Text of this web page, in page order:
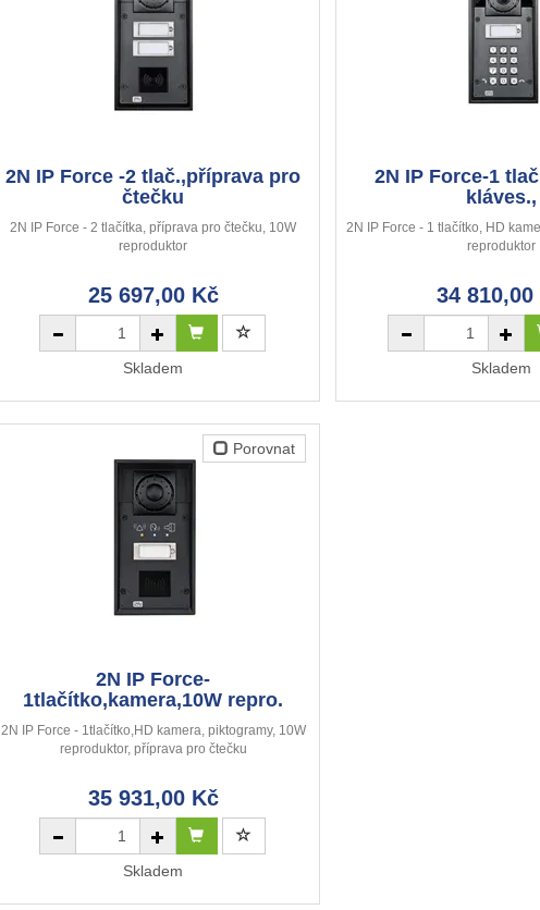
2N IP Force -2 tlač.,příprava pro
čtečku
2N IP Force - 2 tlačítka, příprava pro čtečku, 10W
reproduktor
25 697,00 Kč
Skladem
2N IP Force-1
kláves.,
2N IP Force - 1 tlačítko, HD
reproduktor
34 810,00
Skladem
Porovnat
2N IP Force-
1tlačítko,kamera,10W repro.
2N IP Force - 1tlačítko,HD kamera, piktogramy, 10W
reproduktor, příprava pro čtečku
35 931,00 Kč
Skladem